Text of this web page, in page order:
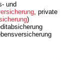
und
, private
)